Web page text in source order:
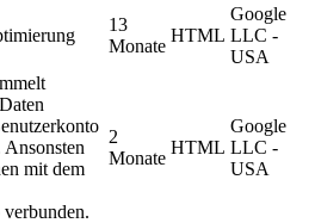
13
Monate
HTML
Google
LLC -
USA
Ansonsten
mit dem
2
Monate
HTML
Google
LLC -
USA